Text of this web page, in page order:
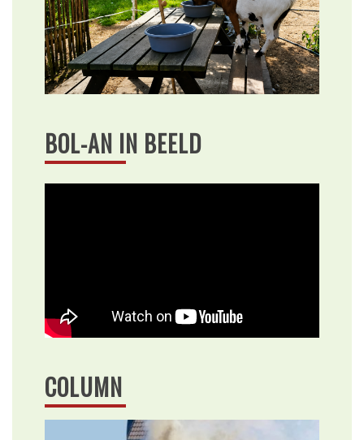
BOL-AN IN BEELD
COLUMN